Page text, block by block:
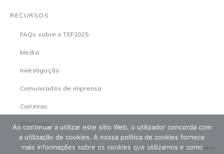
RECURSOS
FAQs sobre o TEF2025
Media
Investigação
Comunicados de imprensa
Carreiras
TEFCírculo
© 2026 The Tony Elumelu Foundation. Todos os direitos
Ao continuar a utilizar este sítio Web, o utilizador concorda com
a utilização de cookies. A nossa política de cookies fornece
mais informações sobre os cookies que utilizamos e como